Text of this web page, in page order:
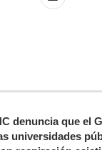
denuncia que el
universidades